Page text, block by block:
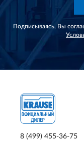
Подписываясь, Вы
8 (499) 455-36-75